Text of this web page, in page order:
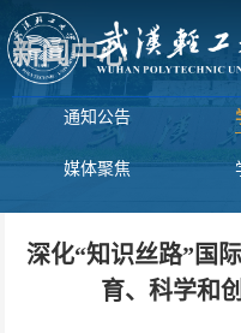
新闻中心
通知公告
媒体聚焦
深化“知识丝路”国
育、科学和